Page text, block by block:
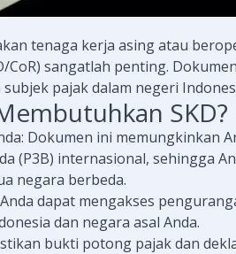
tenaga kerja asing atau
CoR) sangatlah penting.
pajak dalam negeri
SKD?
Dokumen ini memungkinkan
(P3B) internasional, sehingga
negara berbeda.
dapat mengakses
dan negara asal Anda.
bukti potong pajak dan